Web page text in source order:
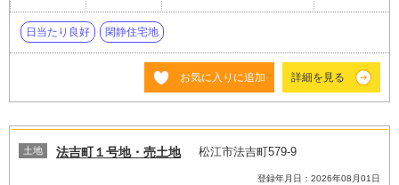
日当たり良好 閑静住宅地
お気に入りに追加 詳細を見る
土地 法吉町１号地・売土地 松江市法吉町579-9
登録年月日：2026年08月01日